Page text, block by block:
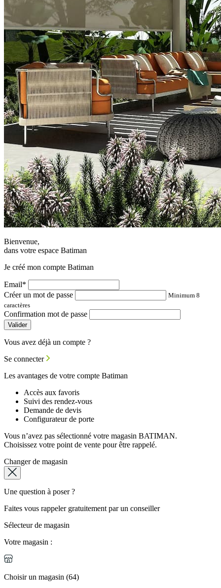
Bienvenue,
dans votre espace Batiman
Je créé mon compte Batiman
Email*
Créer un mot de passe
Minimum 8
caractères
Confirmation mot de passe
Valider
Vous avez déjà un compte ?
Se connecter
Les avantages de votre compte Batiman
Accès aux favoris
Suivi des rendez-vous
Demande de devis
Configurateur de porte
Vous n’avez pas sélectionné votre magasin BATIMAN.
Choisissez votre point de vente pour être rappelé.
Changer de magasin
Une question à poser ?
Faites vous rappeler gratuitement par un conseiller
Sélecteur de magasin
Votre magasin :
Choisir un magasin (64)